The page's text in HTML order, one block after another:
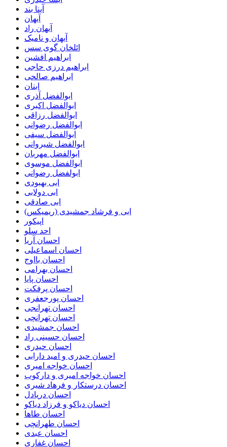
آینا بند
آیهان
آیهان راد
آیهان و نامیک
ائلخان گوی سس
ابراهیم افشین
ابراهیم درزی حاجی
ابراهیم صالحی
ابنان
ابوالفضل آذری
ابوالفضل اکبری
ابوالفضل رزاقی
ابوالفضل رضوانی
ابوالفضل سیفی
ابوالفضل شیروانی
ابوالفضل مهربان
ابوالفضل موسوی
ابولفضل رضوانی
ابی بهبودی
ابی دولابی
ابی صادقی
ابی و فرشاد جمشیدی (ریمیکس)
اپیکور
احد سلو
احسان آریا
احسان اسماعیلی
احسان بااوج
احسان بهرامی
احسان پایا
احسان پرفکت
احسان پورجعفری
احسان تهرانجی
احسان تهرانچی
احسان جمشیدی
احسان حسینی راد
احسان حیدری
احسان حیدری و امید دارابی
احسان خواجه امیری
احسان خواجه امیری و دارکوب
احسان درستكار و فرهاد شيرى
احسان دریادل
احسان دیاکو و فرزاد دیاکو
احسان طاها
احسان طهرانچی
احسان عبدی
احسان غفاری